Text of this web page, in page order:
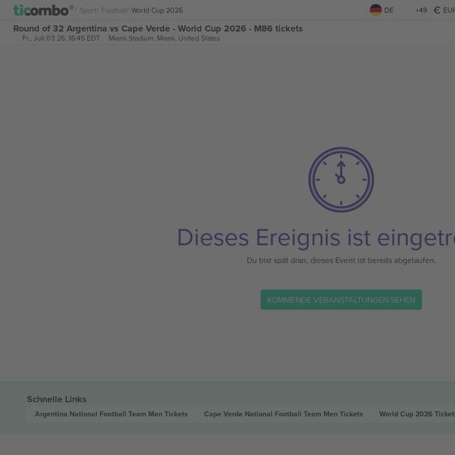
Sport Football World Cup 2026 DE +49
Round of 32 Argentina vs Cape Verde - World Cup 2026 - M86 tickets
Fr., Juli 03 26, 16:45 EDT Miami Stadium, Miami, United States
Dieses Ereignis ist
Du bist spät dran, dieses Event ist bereits abgelaufen.
KOMMENDE VERANSTALTUNGEN SEHEN
Schnelle Links
Argentina National Football Team Men Tickets Cape Verde National Football Team Men Tickets World Cup 2026